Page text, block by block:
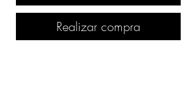
Realizar compra